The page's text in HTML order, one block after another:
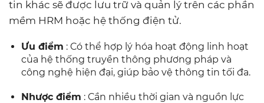
tin khác sẽ được lưu trữ và quản lý trên các phần
mềm HRM hoặc hệ thống điện tử.
Ưu điểm : Có thể hợp lý hóa hoạt động linh hoạt
của hệ thống truyền thông phương pháp và
công nghệ hiện đại, giúp bảo vệ thông tin tối đa.
Nhược điểm : Cần nhiều thời gian và nguồn lực